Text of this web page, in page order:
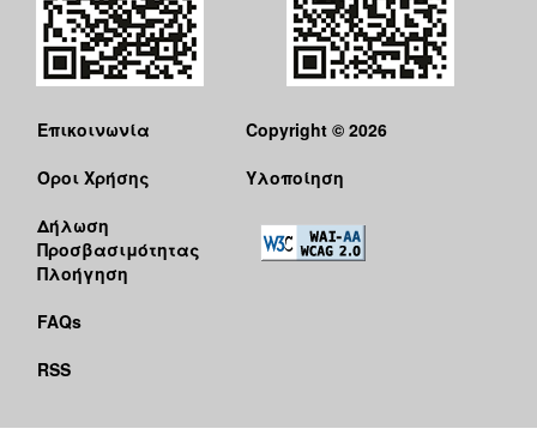
Επικοινωνία
Όροι Χρήσης
Δήλωση
Προσβασιμότητας
Πλοήγηση
FAQs
RSS
Copyright © 2026
Υλοποίηση